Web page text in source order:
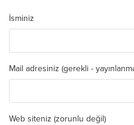
İsminiz
Mail adresiniz (gerekli -
Web siteniz (zorunlu değil)